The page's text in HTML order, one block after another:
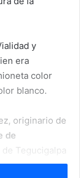
y
era
color
blanco.
originario de
de
Tegucigalpa
.